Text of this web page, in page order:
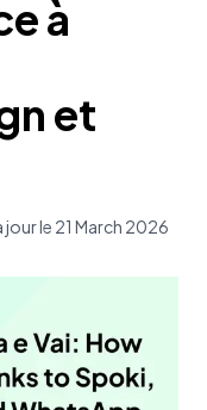
à
et
jour le 21 March 2026